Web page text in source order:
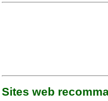
Sites web